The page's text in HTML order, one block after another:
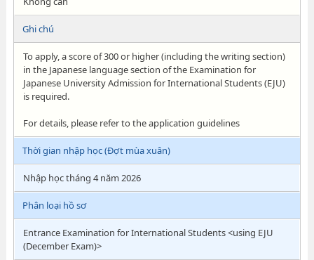
Ghi chú
To apply, a score of 300 or higher (including the writing section)
in the Japanese language section of the Examination for
Japanese University Admission for International Students (EJU)
is required.
For details, please refer to the application guidelines
Thời gian nhập học (Đợt mùa xuân)
Nhập học tháng 4 năm 2026
Phân loại hồ sơ
Entrance Examination for International Students <using EJU
(December Exam)>